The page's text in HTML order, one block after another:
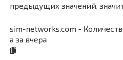
предыдущих значений,
sim-networks.com -
а за вчера